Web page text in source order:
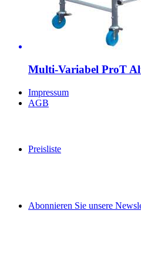
Multi-Variabel ProT
Impressum
AGB
Preisliste
Abonnieren Sie unsere